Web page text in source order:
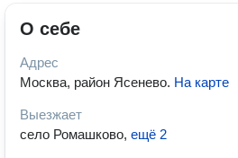
О себе
Адрес
Москва, район Ясенево. На карте
Выезжает
село Ромашково, ещё 2